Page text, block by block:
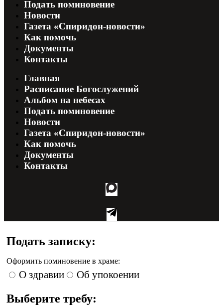
Подать поминовение
Новости
Газета «Спиридон-новости»
Как помочь
Документы
Контакты
Главная
Расписание Богослужений
Альбом на небесах
Подать поминовение
Новости
Газета «Спиридон-новости»
Как помочь
Документы
Контакты
Подать записку:
Оформить поминовение в храме:
О здравии Об упокоении
Выберите требу: